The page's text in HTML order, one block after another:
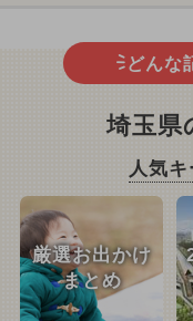
どんな
埼玉県
人気
厳選お出かけ
まとめ